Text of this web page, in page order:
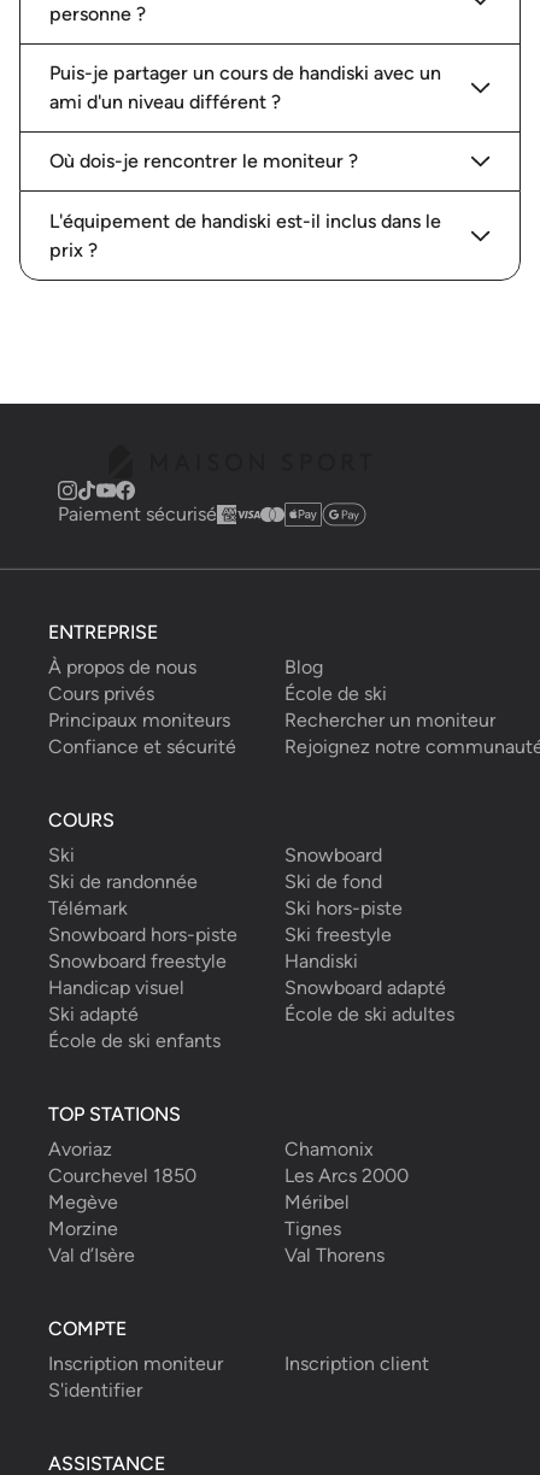
personne ?
Puis-je partager un cours de handiski avec un
ami d'un niveau différent ?
Où dois-je rencontrer le moniteur ?
L'équipement de handiski est-il inclus dans le
prix ?
Paiement sécurisé
ENTREPRISE
À propos de nous
Blog
Cours privés
École de ski
Principaux moniteurs
Rechercher un moniteur
Confiance et sécurité
Rejoignez notre
COURS
Ski
Snowboard
Ski de randonnée
Ski de fond
Télémark
Ski hors-piste
Snowboard hors-piste
Ski freestyle
Snowboard freestyle
Handiski
Handicap visuel
Snowboard adapté
Ski adapté
École de ski adultes
École de ski enfants
TOP STATIONS
Avoriaz
Chamonix
Courchevel 1850
Les Arcs 2000
Megève
Méribel
Morzine
Tignes
Val d’Isère
Val Thorens
COMPTE
Inscription moniteur
Inscription client
S'identifier
ASSISTANCE